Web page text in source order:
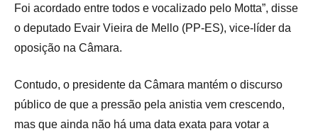
Foi acordado entre todos e vocalizado pelo Motta”, disse
o deputado Evair Vieira de Mello (PP-ES), vice-líder da
oposição na Câmara.
Contudo, o presidente da Câmara mantém o discurso
público de que a pressão pela anistia vem crescendo,
mas que ainda não há uma data exata para votar a